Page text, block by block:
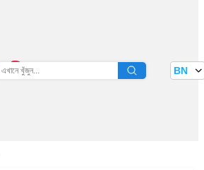
তথ্য বাতায়ন BN